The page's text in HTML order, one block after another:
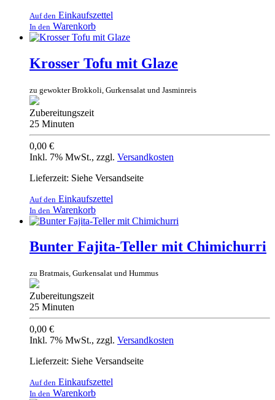
Auf den Einkaufszettel
In den Warenkorb
Krosser Tofu mit Glaze
zu gewokter Brokkoli, Gurkensalat und Jasminreis
Zubereitungszeit
25 Minuten
0,00 €
Inkl. 7% MwSt., zzgl. Versandkosten
Lieferzeit: Siehe Versandseite
Auf den Einkaufszettel
In den Warenkorb
Bunter Fajita-Teller mit Chimichurri
zu Bratmais, Gurkensalat und Hummus
Zubereitungszeit
25 Minuten
0,00 €
Inkl. 7% MwSt., zzgl. Versandkosten
Lieferzeit: Siehe Versandseite
Auf den Einkaufszettel
In den Warenkorb